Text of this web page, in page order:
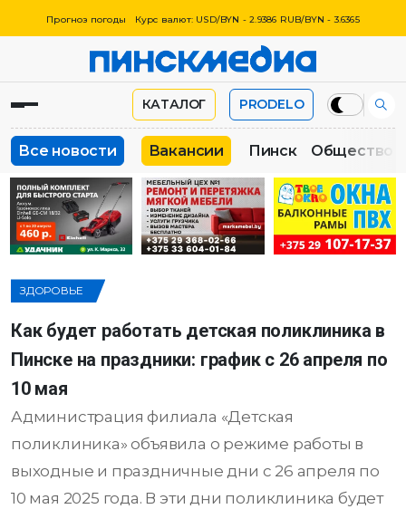
Прогноз погоды Курс валют: USD/BYN - 2.9386 RUB/BYN - 3.6365
КАТАЛОГ PRODELO
Все новости Вакансии Пинск Общество
ЗДОРОВЬЕ
Как будет работать детская поликлиника в
Пинске на праздники: график с 26 апреля по
10 мая
Администрация филиала «Детская
поликлиника» объявила о режиме работы в
выходные и праздничные дни с 26 апреля по
10 мая 2025 года. В эти дни поликлиника будет